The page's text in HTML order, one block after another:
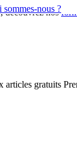
sommes-nous ?
découvrez nos
articles gratuits